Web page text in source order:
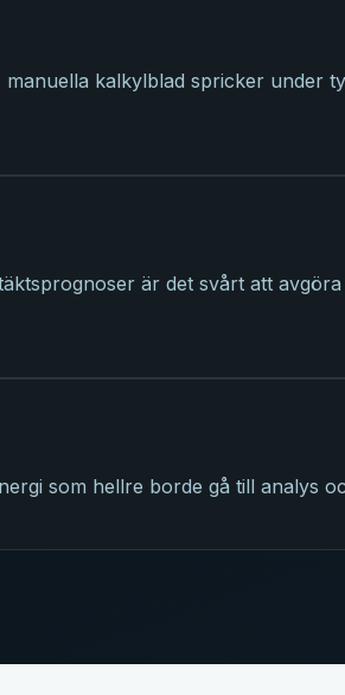
kalkylblad spricker under
är det svårt att
som hellre borde gå till analys